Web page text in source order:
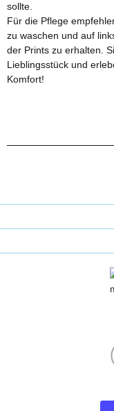
sollte.
Für die Pflege
zu waschen und auf
der Prints zu erhalten.
Lieblingsstück und
Komfort!